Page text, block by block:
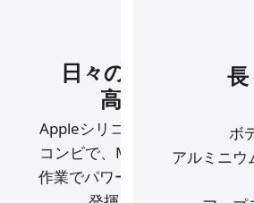
。
こなせます。
に
始められる
す。
日々のタスクを
高速で。
Appleシリコンと
コンビで、 Macは
あらゆる
作業でパワーと
ボ
アルミニウ